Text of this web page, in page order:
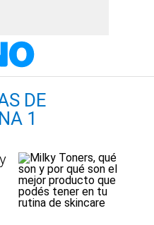
DE
1